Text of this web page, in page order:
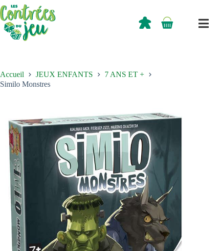
Passer
au
contenu
Panier
0,00
Accueil JEUX ENFANTS
7 ANS ET +
Similo Monstres